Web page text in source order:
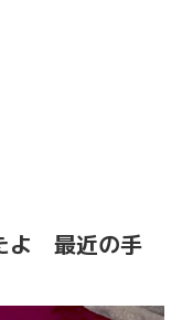
よ 最近の手